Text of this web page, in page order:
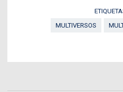
MULTIVERSOS